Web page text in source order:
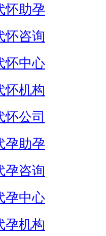
怀助孕
怀咨询
怀中心
怀机构
怀公司
孕助孕
孕咨询
孕中心
孕机构